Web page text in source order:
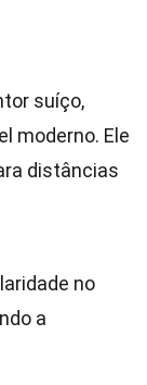
suíço,
moderno. Ele
distâncias
no
a